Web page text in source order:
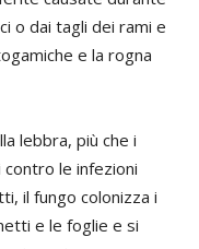
o dai tagli dei rami e
e la rogna
lebbra, più che i
le infezioni
il fungo colonizza i
e le foglie e si